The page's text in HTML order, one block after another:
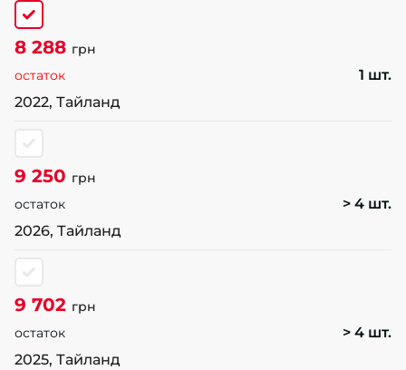
8 288 грн
остаток
1 шт.
2022, Тайланд
9 250 грн
остаток
> 4 шт.
2026, Тайланд
9 702 грн
остаток
> 4 шт.
2025, Тайланд